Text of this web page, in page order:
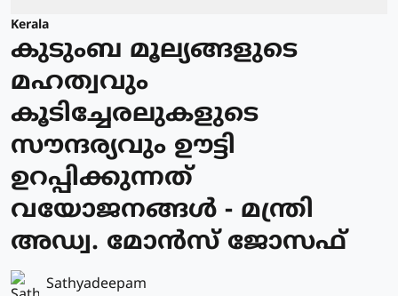
Kerala
കുടുംബ മൂല്യങ്ങളുടെ
മഹത്വവും
കൂടിച്ചേരലുകളുടെ
സൗന്ദര്യവും ഊട്ടി
ഉറപ്പിക്കുന്നത്
വയോജനങ്ങള്‍ - മന്ത്രി
അഡ്വ. മോന്‍സ് ജോസഫ്
Sathyadeepam